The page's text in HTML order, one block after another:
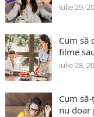
iulie 29,
Cum să
filme
iulie 28,
Cum
nu doar